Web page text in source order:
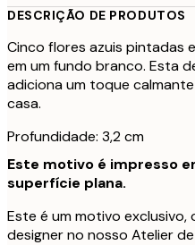
DESCRIÇÃO DE PRODUTOS
Cinco flores azuis pintadas
em um fundo branco. Esta
adiciona um toque
casa.
Profundidade: 3,2 cm
Este motivo é impresso
superfície plana.
Este é um motivo
designer no nosso Atelier